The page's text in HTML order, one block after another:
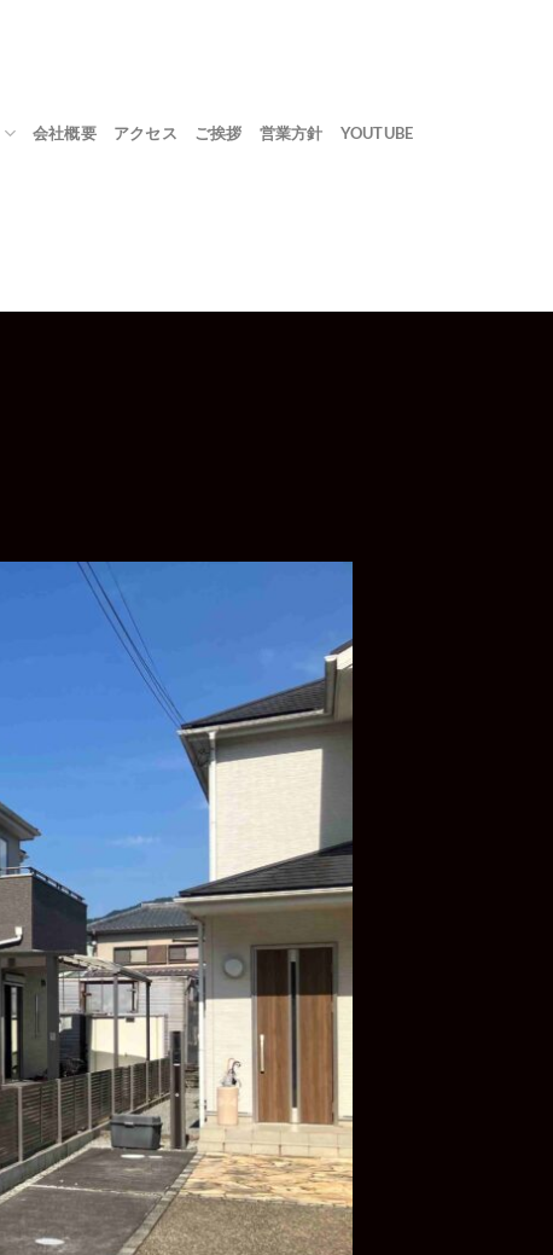
会社概要 アクセス ご挨拶 営業方針 YOUTUBE